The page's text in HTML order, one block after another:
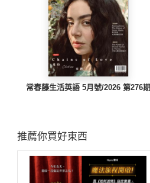
常春藤生活英語 5月號/2026 第276期
推薦你買好東西